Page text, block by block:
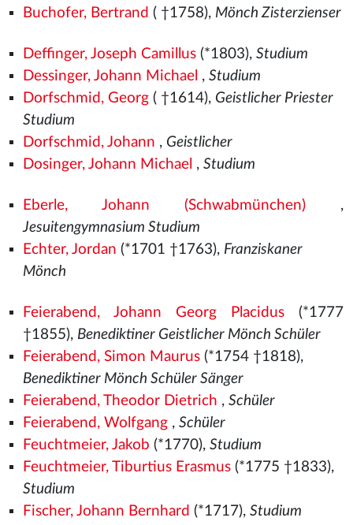
Buchofer, Bertrand ( †1758), Mönch Zisterzienser
Deffinger, Joseph Camillus(*1803), Studium
Dessinger, Johann Michael , Studium
Dorfschmid, Georg( †1614), Geistlicher Priester
Studium
Dorfschmid, Johann , Geistlicher
Dosinger, Johann Michael , Studium
Eberle, Johann (Schwabmünchen),
Jesuitengymnasium Studium
Echter, Jordan (*1701 †1763), Franziskaner
Mönch
Feierabend, Johann Georg Placidus (*1777
†1855), Benediktiner Geistlicher Mönch Schüler
Feierabend, Simon Maurus(*1754 †1818),
Benediktiner Mönch Schüler Sänger
Feierabend, Theodor Dietrich , Schüler
Feierabend, Wolfgang, Schüler
Feuchtmeier, Jakob (*1770), Studium
Feuchtmeier, Tiburtius Erasmus(*1775 †1833),
Studium
Fischer, Johann Bernhard (*1717), Studium